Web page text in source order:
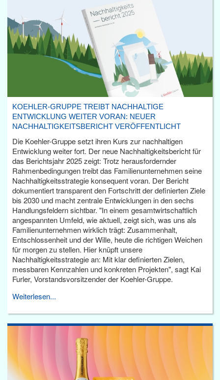
KOEHLER-GRUPPE TREIBT NACHHALTIGE
ENTWICKLUNG WEITER VORAN: NEUER
NACHHALTIGKEITSBERICHT VERÖFFENTLICHT
Die Koehler-Gruppe setzt ihren Kurs zur nachhaltigen
Entwicklung weiter fort. Der neue Nachhaltigkeitsbericht für
das Berichtsjahr 2025 zeigt: Trotz herausfordernder
Rahmenbedingungen treibt das Familienunternehmen seine
Nachhaltigkeitsstrategie konsequent voran. Der Bericht
dokumentiert transparent den Fortschritt der definierten Ziele
bis 2030 und macht zentrale Entwicklungen in den sechs
Handlungsfeldern sichtbar. "In einem gesamtwirtschaftlich
angespannten Umfeld, wie aktuell, zeigt sich, was uns als
Familienunternehmen wirklich trägt: Zusammenhalt,
Entschlossenheit und der Wille, heute die richtigen Weichen
für morgen zu stellen. Hier knüpft unsere
Nachhaltigkeitsstrategie an: Mit klar definierten Zielen,
messbaren Kennzahlen und konkreten Projekten", sagt Kai
Furler, Vorstandsvorsitzender der Koehler-Gruppe.
Weiterlesen...